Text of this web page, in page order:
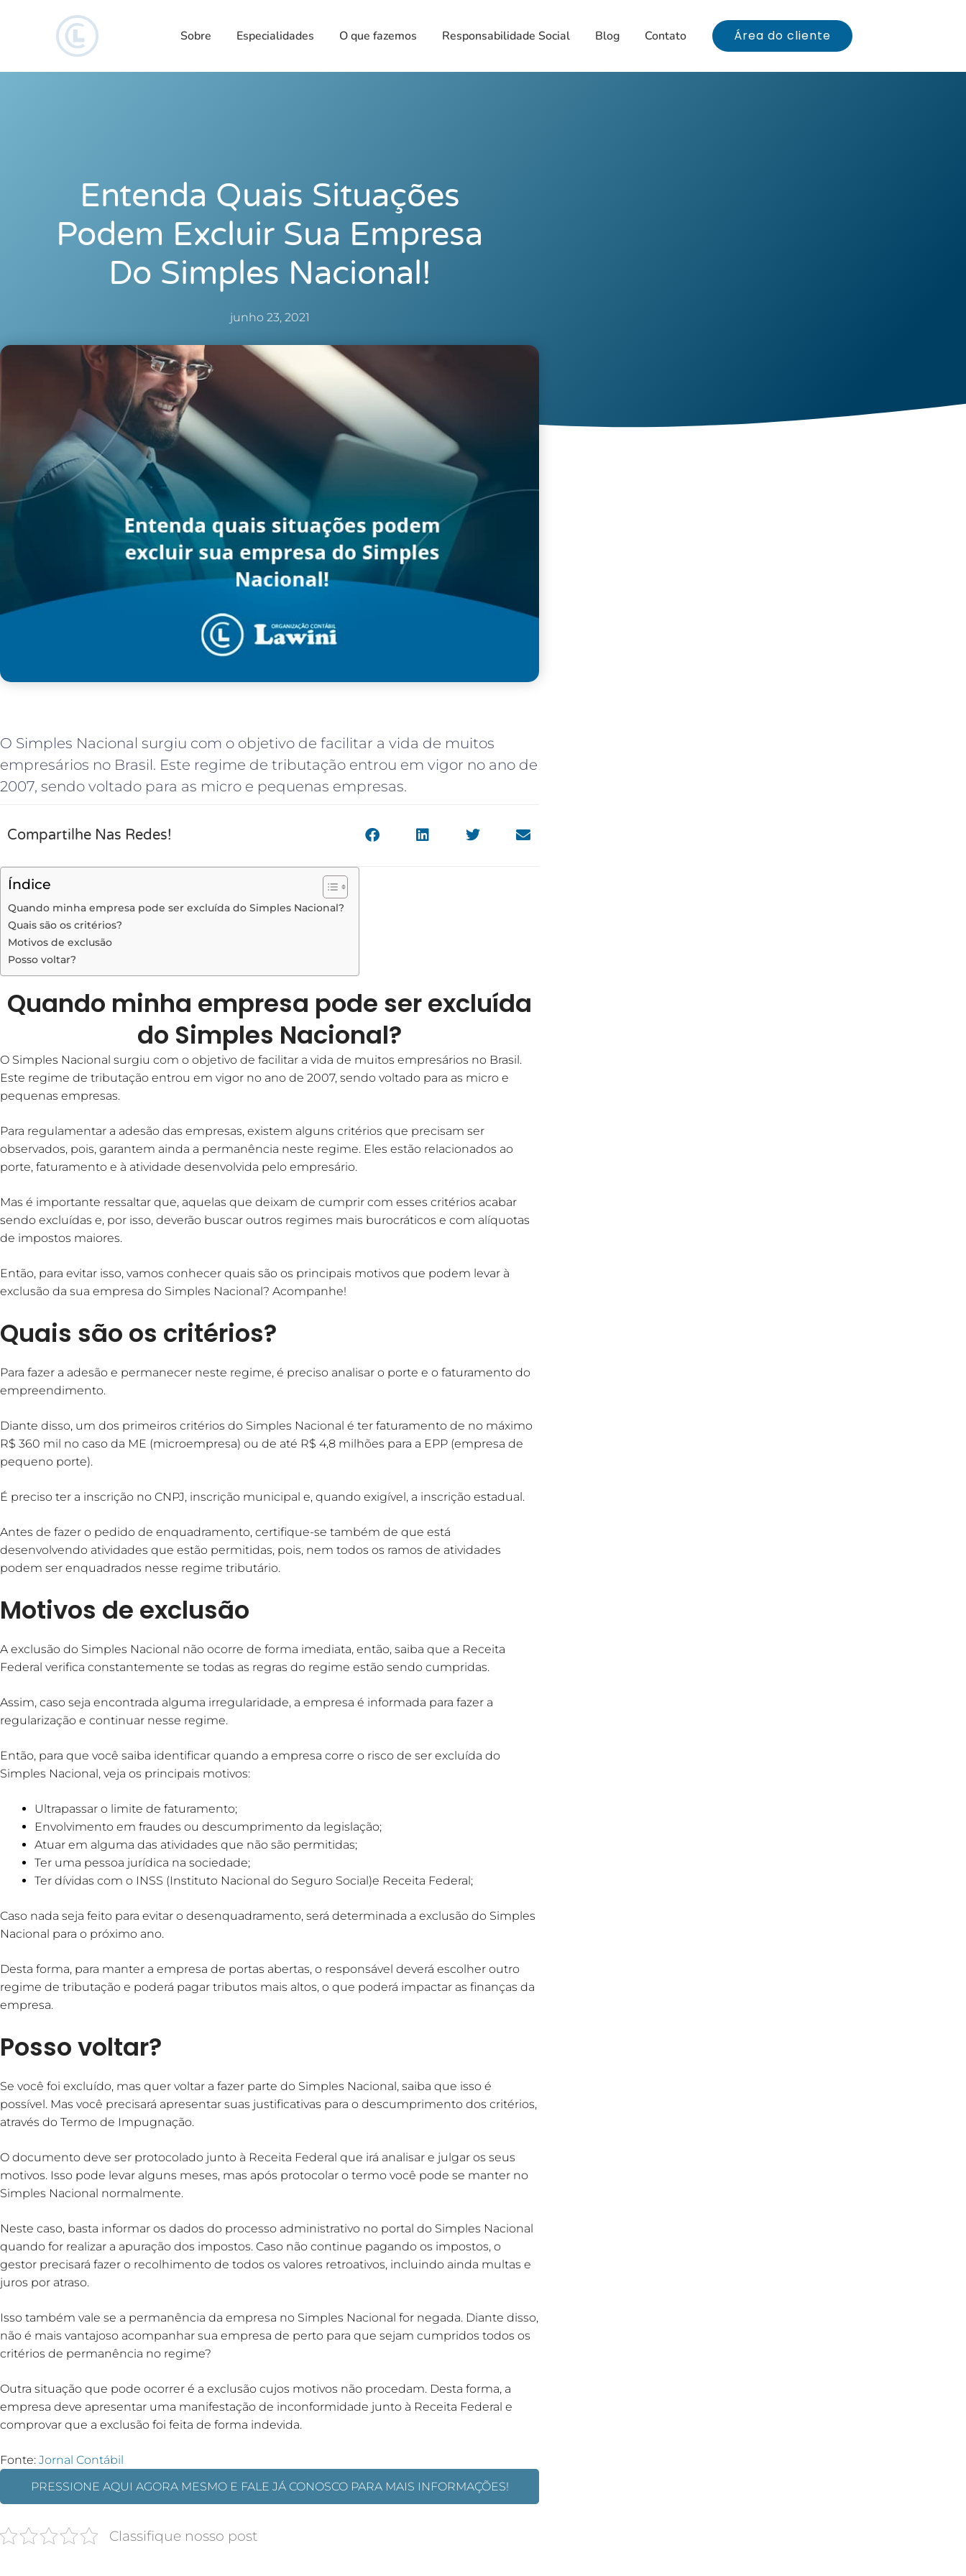
Sobre Especialidades O que fazemos Responsabilidade Social Blog Contato Área do cliente
Entenda Quais Situações
Podem Excluir Sua Empresa
Do Simples Nacional!
junho 23, 2021
O Simples Nacional surgiu com o objetivo de facilitar a vida de muitos
empresários no Brasil. Este regime de tributação entrou em vigor no ano de
2007, sendo voltado para as micro e pequenas empresas.
Compartilhe Nas Redes!
Índice
Quando minha empresa pode ser excluída do Simples Nacional?
Quais são os critérios?
Motivos de exclusão
Posso voltar?
Quando minha empresa pode ser excluída
do Simples Nacional?
O Simples Nacional surgiu com o objetivo de facilitar a vida de muitos empresários no Brasil.
Este regime de tributação entrou em vigor no ano de 2007, sendo voltado para as micro e
pequenas empresas.
Para regulamentar a adesão das empresas, existem alguns critérios que precisam ser
observados, pois, garantem ainda a permanência neste regime. Eles estão relacionados ao
porte, faturamento e à atividade desenvolvida pelo empresário.
Mas é importante ressaltar que, aquelas que deixam de cumprir com esses critérios acabar
sendo excluídas e, por isso, deverão buscar outros regimes mais burocráticos e com alíquotas
de impostos maiores.
Então, para evitar isso, vamos conhecer quais são os principais motivos que podem levar à
exclusão da sua empresa do Simples Nacional? Acompanhe!
Quais são os critérios?
Para fazer a adesão e permanecer neste regime, é preciso analisar o porte e o faturamento do
empreendimento.
Diante disso, um dos primeiros critérios do Simples Nacional é ter faturamento de no máximo
R$ 360 mil no caso da ME (microempresa) ou de até R$ 4,8 milhões para a EPP (empresa de
pequeno porte).
É preciso ter a inscrição no CNPJ, inscrição municipal e, quando exigível, a inscrição estadual.
Antes de fazer o pedido de enquadramento, certifique-se também de que está
desenvolvendo atividades que estão permitidas, pois, nem todos os ramos de atividades
podem ser enquadrados nesse regime tributário.
Motivos de exclusão
A exclusão do Simples Nacional não ocorre de forma imediata, então, saiba que a Receita
Federal verifica constantemente se todas as regras do regime estão sendo cumpridas.
Assim, caso seja encontrada alguma irregularidade, a empresa é informada para fazer a
regularização e continuar nesse regime.
Então, para que você saiba identificar quando a empresa corre o risco de ser excluída do
Simples Nacional, veja os principais motivos:
Ultrapassar o limite de faturamento;
Envolvimento em fraudes ou descumprimento da legislação;
Atuar em alguma das atividades que não são permitidas;
Ter uma pessoa jurídica na sociedade;
Ter dívidas com o INSS (Instituto Nacional do Seguro Social)e Receita Federal;
Caso nada seja feito para evitar o desenquadramento, será determinada a exclusão do Simples
Nacional para o próximo ano.
Desta forma, para manter a empresa de portas abertas, o responsável deverá escolher outro
regime de tributação e poderá pagar tributos mais altos, o que poderá impactar as finanças da
empresa.
Posso voltar?
Se você foi excluído, mas quer voltar a fazer parte do Simples Nacional, saiba que isso é
possível. Mas você precisará apresentar suas justificativas para o descumprimento dos critérios,
através do Termo de Impugnação.
O documento deve ser protocolado junto à Receita Federal que irá analisar e julgar os seus
motivos. Isso pode levar alguns meses, mas após protocolar o termo você pode se manter no
Simples Nacional normalmente.
Neste caso, basta informar os dados do processo administrativo no portal do Simples Nacional
quando for realizar a apuração dos impostos. Caso não continue pagando os impostos, o
gestor precisará fazer o recolhimento de todos os valores retroativos, incluindo ainda multas e
juros por atraso.
Isso também vale se a permanência da empresa no Simples Nacional for negada. Diante disso,
não é mais vantajoso acompanhar sua empresa de perto para que sejam cumpridos todos os
critérios de permanência no regime?
Outra situação que pode ocorrer é a exclusão cujos motivos não procedam. Desta forma, a
empresa deve apresentar uma manifestação de inconformidade junto à Receita Federal e
comprovar que a exclusão foi feita de forma indevida.
Fonte: Jornal Contábil
PRESSIONE AQUI AGORA MESMO E FALE JÁ CONOSCO PARA MAIS INFORMAÇÕES!
Classifique nosso post